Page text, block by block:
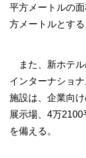
平方メートルの
方メートルとする
また、新ホテル
インターナショ
施設は、企業向
展示場、4万
を備える。